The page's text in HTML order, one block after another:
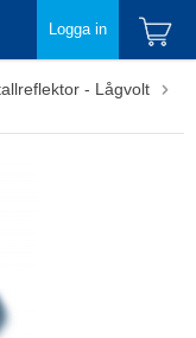
Logga in
- Lågvolt